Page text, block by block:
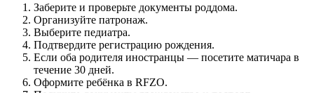
Заберите и проверьте документы роддома.
Организуйте патронаж.
Выберите педиатра.
Подтвердите регистрацию рождения.
Если оба родителя иностранцы — посетите матичара в
течение 30 дней.
Оформите ребёнка в RFZO.